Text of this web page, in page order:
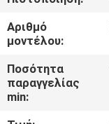
ΠΟΙΟΤΙΚΌΣ
ΈΛΕΓΧΟΣ
ΜΑΣ
Αριθμό
μοντέλου:
Ποσότητα
παραγγελίας
min: